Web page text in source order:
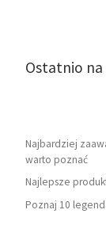
Ostatnio
Najbardziej
warto poznać
Najlepsze
Poznaj 10